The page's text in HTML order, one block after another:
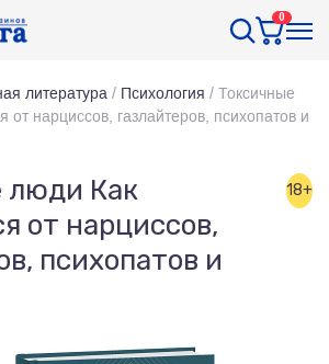
0
литература / Психология / Токсичные
от нарциссов, газлайтеров, психопатов и
люди Как
от нарциссов,
психопатов и
18+